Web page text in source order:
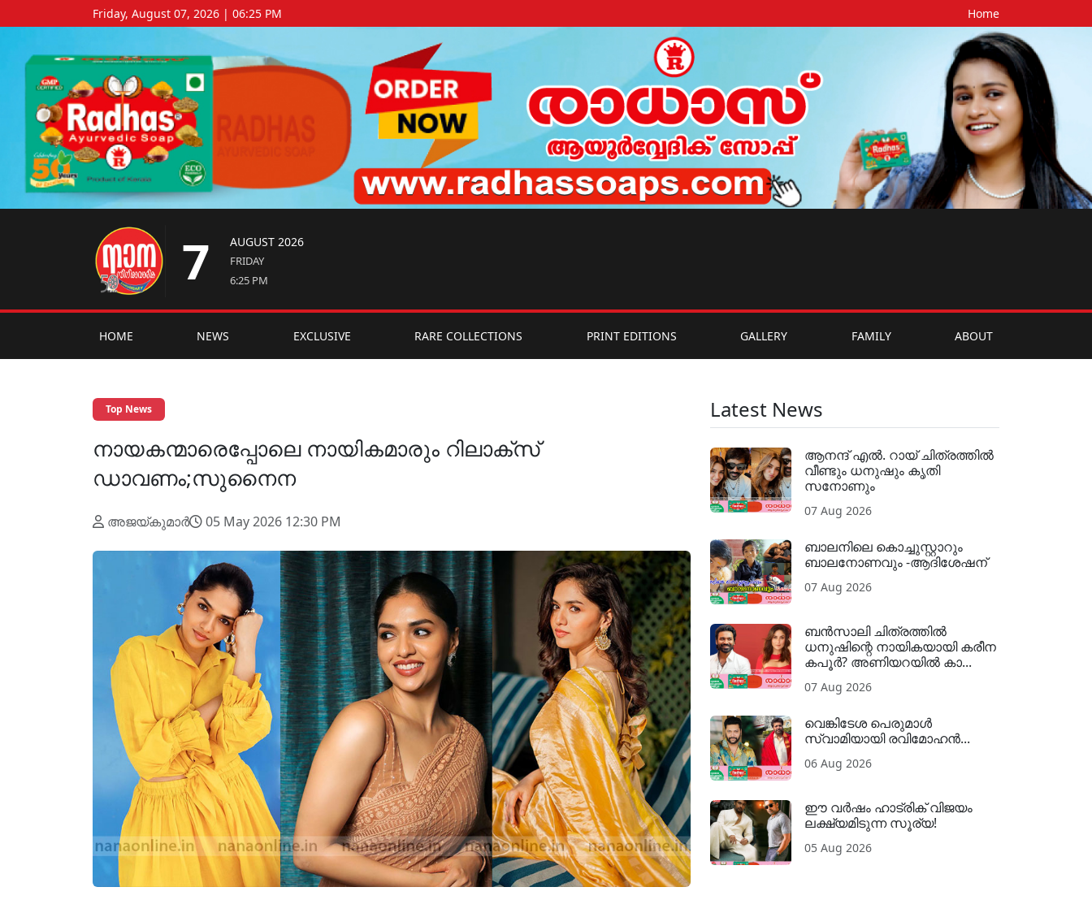
Friday, August 07, 2026 | 06:25 PM Home
7 AUGUST 2026
FRIDAY
6:25 PM
HOME NEWS EXCLUSIVE RARE COLLECTIONS PRINT EDITIONS GALLERY FAMILY ABOUT
Top News
നായകന്മാരെപ്പോലെ നായികമാരും റിലാക്‌സ്
ഡാവണം;സുനൈന
അജയ്കുമാർ 05 May 2026 12:30 PM
Latest News
ആനന്ദ് എൽ. റായ് ചിത്രത്തിൽ
വീണ്ടും ധനുഷും കൃതി
സനോണും
07 Aug 2026
ബാലനിലെ കൊച്ചുസ്റ്റാറും
ബാലനോണവും -ആദിശേഷന്
07 Aug 2026
ബൻസാലി ചിത്രത്തിൽ
ധനുഷിന്റെ നായികയായി കരീന
കപൂർ? അണിയറയിൽ കാ...
07 Aug 2026
വെങ്കിടേശ പെരുമാൾ
സ്വാമിയായി രവിമോഹൻ...
06 Aug 2026
ഈ വർഷം ഹാട്രിക് വിജയം
ലക്ഷ്യമിടുന്ന സൂര്യ!
05 Aug 2026